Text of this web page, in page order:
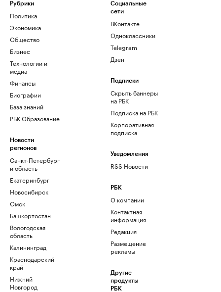
Рубрики
Политика
Экономика
Общество
Бизнес
Технологии и
медиа
Финансы
Биографии
База знаний
РБК Образование
Новости
регионов
Санкт-Петербург
и область
Екатеринбург
Новосибирск
Омск
Башкортостан
Вологодская
область
Калининград
Краснодарский
край
Нижний
Новгород
Социальные
сети
ВКонтакте
Одноклассники
Telegram
Дзен
Подписки
Скрыть баннеры
на РБК
Подписка на РБК
Корпоративная
подписка
Уведомления
RSS Новости
РБК
О компании
Контактная
информация
Редакция
Размещение
рекламы
Другие
продукты
РБК